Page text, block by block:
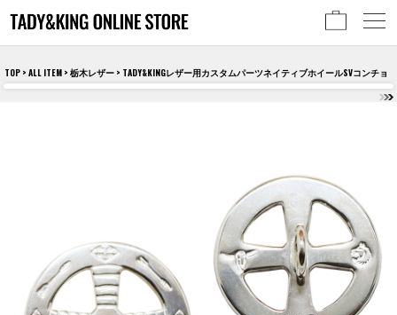
TOP > ALL ITEM > 栃木レザー > TADY&KINGレザー用カスタムパーツネイティブホイールSVコンチョ